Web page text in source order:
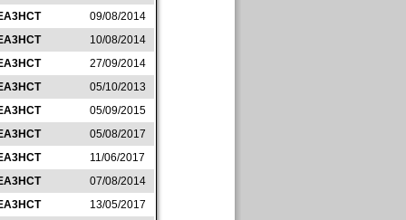
09/08/2014
10/08/2014
27/09/2014
05/10/2013
05/09/2015
05/08/2017
11/06/2017
07/08/2014
13/05/2017